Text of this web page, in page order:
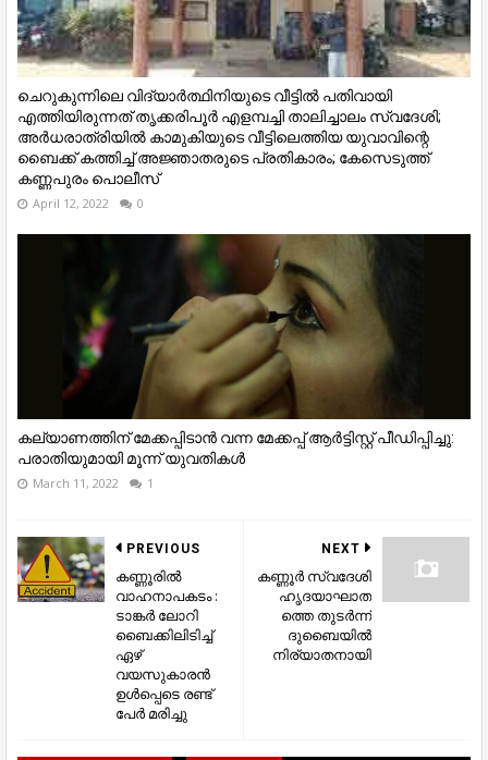
ചെറുകുന്നിലെ വിദ്യാർത്ഥിനിയുടെ വീട്ടിൽ പതിവായി
എത്തിയിരുന്നത് തൃക്കരിപൂർ എളമ്പച്ചി താലിച്ചാലം സ്വദേശി;
അർധരാത്രിയിൽ കാമുകിയുടെ വീട്ടിലെത്തിയ യുവാവിന്റെ
ബൈക്ക് കത്തിച്ച് അജ്ഞാതരുടെ പ്രതികാരം; കേസെടുത്ത്
കണ്ണപുരം പൊലീസ്
April 12, 2022 0
കല്യാണത്തിന് മേക്കപ്പിടാൻ വന്ന മേക്കപ്പ് ആർട്ടിസ്റ്റ് പീഡിപ്പിച്ചു:
പരാതിയുമായി മൂന്ന് യുവതികൾ
March 11, 2022 1
NEXT
കണ്ണൂർ സ്വദേശി
ഹൃദയാഘാത
ത്തെ തുടര്‍ന്ന്
ദുബൈയിൽ
നിര്യാതനായി
PREVIOUS
കണ്ണൂരിൽ
വാഹനാപകടം :
ടാങ്കർ ലോറി
ബൈക്കിലിടിച്ച്
ഏഴ്
വയസുകാരൻ
ഉൾപ്പെടെ രണ്ട്
പേർ മരിച്ചു